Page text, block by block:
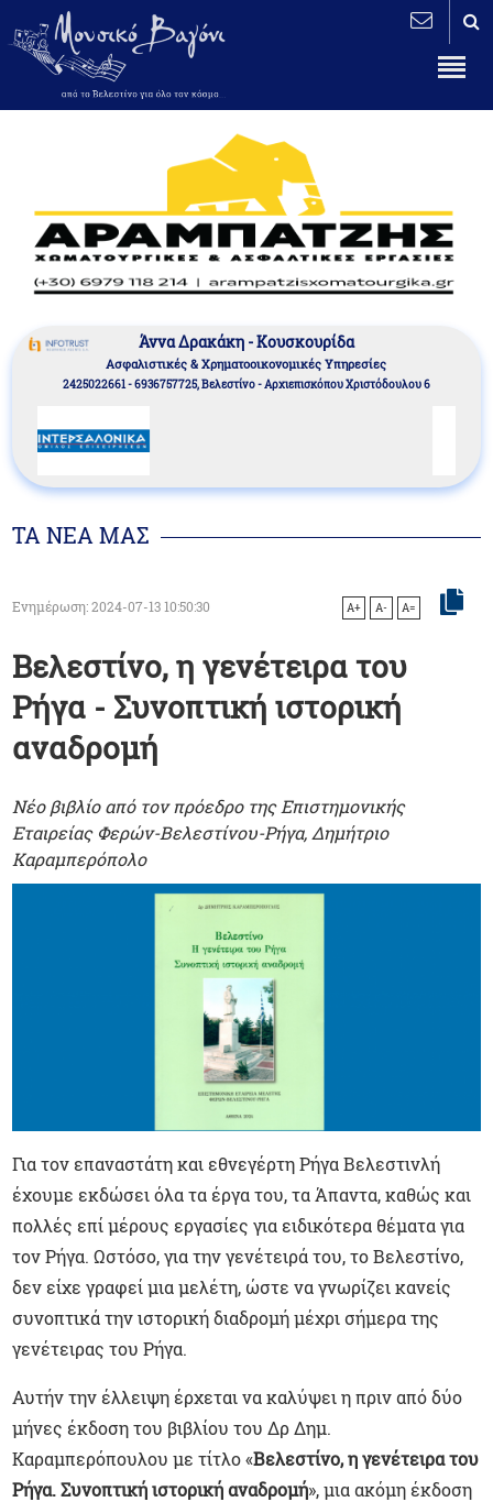
Άννα Δρακάκη - Κουσκουρίδα
Aσφαλιστικές & Χρηματοοικονομικές Υπηρεσίες
2425022661 - 6936757725, Βελεστίνο - Αρχιεπισκόπου Χριστόδουλου 6
ΤΑ ΝΕΑ ΜΑΣ
Ενημέρωση: 2024-07-13 10:50:30 A+ A- A=
Βελεστίνο, η γενέτειρα του
Ρήγα - Συνοπτική ιστορική
αναδρομή
Νέο βιβλίο από τον πρόεδρο της Επιστημονικής
Εταιρείας Φερών-Βελεστίνου-Ρήγα, Δημήτριο
Καραμπερόπολο
Για τον επαναστάτη και εθνεγέρτη Ρήγα Βελεστινλή
έχουμε εκδώσει όλα τα έργα του, τα Άπαντα, καθώς και
πολλές επί μέρους εργασίες για ειδικότερα θέματα για
τον Ρήγα. Ωστόσο, για την γενέτειρά του, το Βελεστίνο,
δεν είχε γραφεί μια μελέτη, ώστε να γνωρίζει κανείς
συνοπτικά την ιστορική διαδρομή μέχρι σήμερα της
γενέτειρας του Ρήγα.
Αυτήν την έλλειψη έρχεται να καλύψει η πριν από δύο
μήνες έκδοση του βιβλίου του Δρ Δημ.
Καραμπερόπουλου με τίτλο «Βελεστίνο, η γενέτειρα του
Ρήγα. Συνοπτική ιστορική αναδρομή», μια ακόμη έκδοση